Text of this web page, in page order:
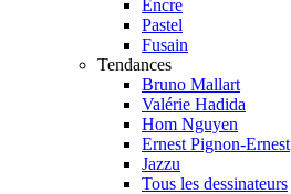
Encre
Pastel
Fusain
Tendances
Bruno Mallart
Valérie Hadida
Hom Nguyen
Ernest Pignon-Ernest
Jazzu
Tous les dessinateurs